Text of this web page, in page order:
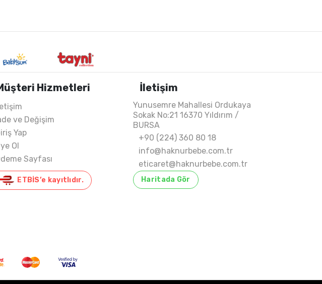
Hizmetleri
ve Değişim
Yap
Ol
Sayfası
ETBİS’e kayıtlıdır.
İletişim
Yunusemre Mahallesi Ordukaya
Sokak No:21 16370 Yıldırım /
BURSA
+90 (224) 360 80 18
info@haknurbebe.com.tr
eticaret@haknurbebe.com.tr
Haritada Gör